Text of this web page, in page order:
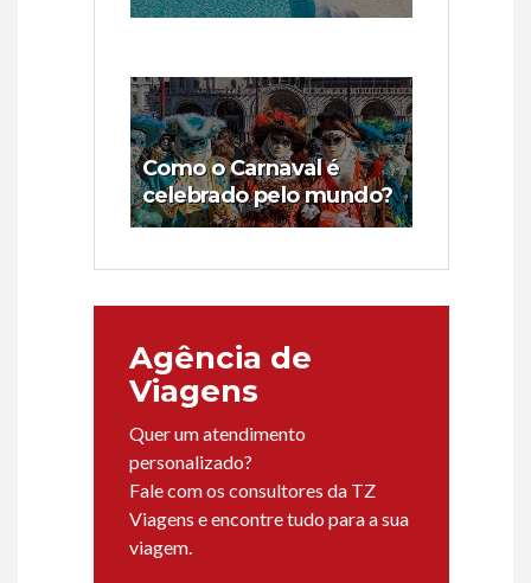
Como o Carnaval é
celebrado pelo mundo?
Agência de
Viagens
Quer um atendimento
personalizado?
Fale com os consultores da TZ
Viagens e encontre tudo para a sua
viagem.